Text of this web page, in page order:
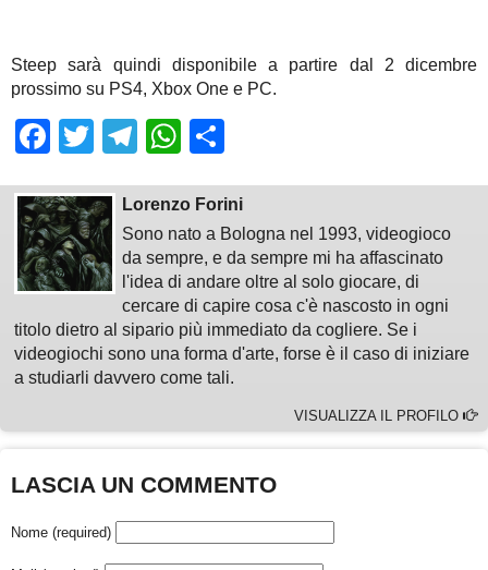
Steep sarà quindi disponibile a partire dal 2 dicembre
prossimo su PS4, Xbox One e PC.
Facebook
TwitterTelegram
WhatsApp
Lorenzo Forini
Sono nato a Bologna nel 1993, videogioco
da sempre, e da sempre mi ha affascinato
l'idea di andare oltre al solo giocare, di
cercare di capire cosa c'è nascosto in ogni
titolo dietro al sipario più immediato da cogliere. Se i
videogiochi sono una forma d'arte, forse è il caso di iniziare
a studiarli davvero come tali.
VISUALIZZA IL PROFILO
LASCIA UN COMMENTO
Nome (required)